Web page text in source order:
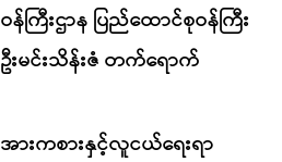
ဝန်ကြီးဌာန ပြည်ထောင်စုဝန်ကြီး
ဦးမင်းသိန်းဇံ တက်ရောက်
အားကစားနှင့်လူငယ်ရေးရာ